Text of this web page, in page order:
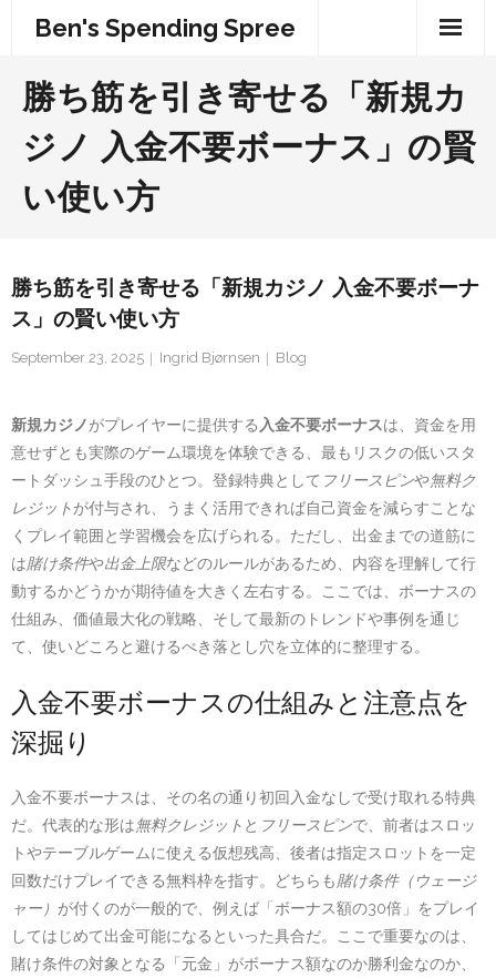
Ben's Spending Spree
勝ち筋を引き寄せる「新規カ
ジノ 入金不要ボーナス」の賢
い使い方
勝ち筋を引き寄せる「新規カジノ 入金不要ボーナ
ス」の賢い使い方
September 23, 2025 Ingrid Bjørnsen Blog
新規カジノがプレイヤーに提供する 入金不要ボーナスは、資金を用
意せずとも実際のゲーム環境を体験できる、最もリスクの低いスタ
ートダッシュ手段のひとつ。登録特典として フリースピンや無料ク
レジットが付与され、うまく活用できれば自己資金を減らすことな
くプレイ範囲と学習機会を広げられる。ただし、出金までの道筋に
は賭け条件や出金上限などのルールがあるため、内容を理解して行
動するかどうかが期待値を大きく左右する。ここでは、ボーナスの
仕組み、価値最大化の戦略、そして最新のトレンドや事例を通じ
て、使いどころと避けるべき落とし穴を立体的に整理する。
入金不要ボーナスの仕組みと注意点を
深掘り
入金不要ボーナスは、その名の通り初回入金なしで受け取れる特典
だ。代表的な形は無料クレジット と フリースピンで、前者はスロッ
トやテーブルゲームに使える仮想残高、後者は指定スロットを一定
回数だけプレイできる無料枠を指す。どちらも賭け条件（ウェージ
ャー） が付くのが一般的で、例えば「ボーナス額の30倍」をプレイ
してはじめて出金可能になるといった具合だ。ここで重要なのは、
賭け条件の対象となる「元金」がボーナス額なのか勝利金なのか、